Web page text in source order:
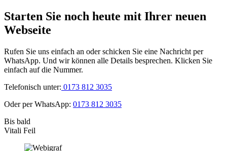
Starten Sie noch heute mit Ihrer neuen
Webseite
Rufen Sie uns einfach an oder schicken Sie eine Nachricht per
WhatsApp. Und wir können alle Details besprechen. Klicken Sie
einfach auf die Nummer.
Telefonisch unter: 0173 812 3035
Oder per WhatsApp: 0173 812 3035
Bis bald
Vitali Feil